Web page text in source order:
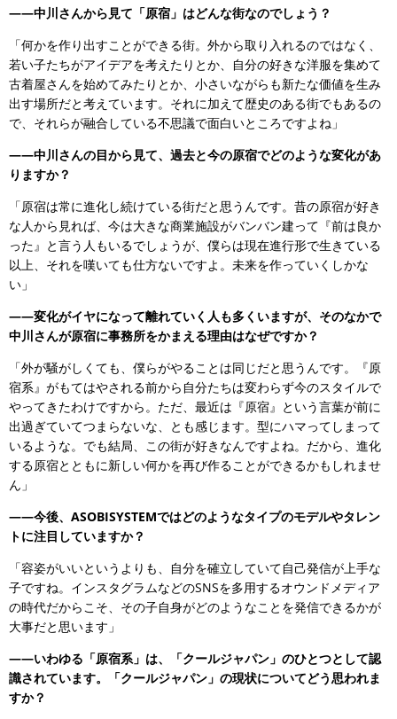
――中川さんから見て「原宿」はどんな街なのでしょう？
「何かを作り出すことができる街。外から取り入れるのではなく、
若い子たちがアイデアを考えたりとか、自分の好きな洋服を集めて
古着屋さんを始めてみたりとか、小さいながらも新たな価値を生み
出す場所だと考えています。それに加えて歴史のある街でもあるの
で、それらが融合している不思議で面白いところですよね」
――中川さんの目から見て、過去と今の原宿でどのような変化があ
りますか？
「原宿は常に進化し続けている街だと思うんです。昔の原宿が好き
な人から見れば、今は大きな商業施設がバンバン建って『前は良か
った』と言う人もいるでしょうが、僕らは現在進行形で生きている
以上、それを嘆いても仕方ないですよ。未来を作っていくしかな
い」
――変化がイヤになって離れていく人も多くいますが、そのなかで
中川さんが原宿に事務所をかまえる理由はなぜですか？
「外が騒がしくても、僕らがやることは同じだと思うんです。『原
宿系』がもてはやされる前から自分たちは変わらず今のスタイルで
やってきたわけですから。ただ、最近は『原宿』という言葉が前に
出過ぎていてつまらないな、とも感じます。型にハマってしまって
いるような。でも結局、この街が好きなんですよね。だから、進化
する原宿とともに新しい何かを再び作ることができるかもしれませ
ん」
――今後、ASOBISYSTEMではどのようなタイプのモデルやタレン
トに注目していますか？
「容姿がいいというよりも、自分を確立していて自己発信が上手な
子ですね。インスタグラムなどのSNSを多用するオウンドメディア
の時代だからこそ、その子自身がどのようなことを発信できるかが
大事だと思います」
――いわゆる「原宿系」は、「クールジャパン」のひとつとして認
識されています。「クールジャパン」の現状についてどう思われま
すか？